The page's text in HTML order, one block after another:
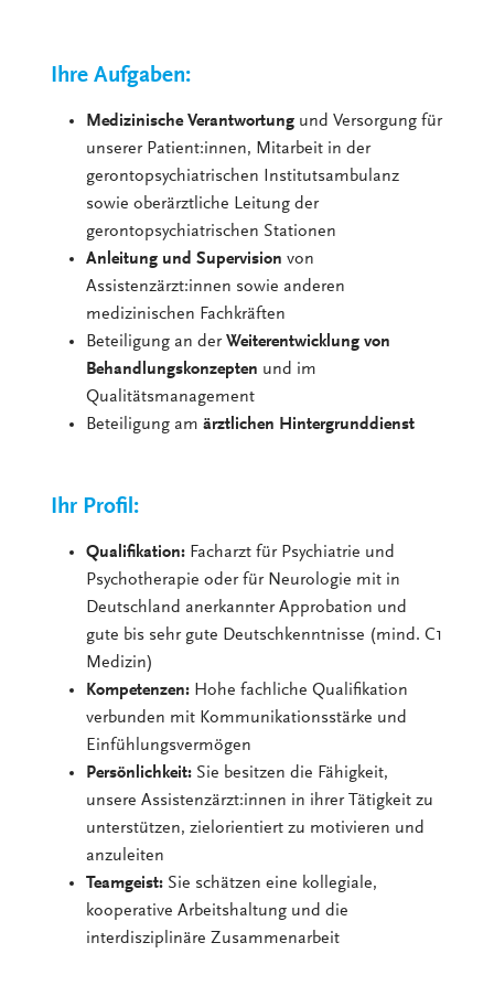
Ihre Aufgaben:
Medizinische Verantwortung und Versorgung für
unserer Patient:innen, Mitarbeit in der
gerontopsychiatrischen Institutsambulanz
sowie oberärztliche Leitung der
gerontopsychiatrischen Stationen
Anleitung und Supervision von
Assistenzärzt:innen sowie anderen
medizinischen Fachkräften
Beteiligung an derWeiterentwicklung von
Behandlungskonzepten und im
Qualitätsmanagement
Beteiligung amärztlichen Hintergrunddienst
Ihr Profil:
Qualifikation: Facharzt für Psychiatrie und
Psychotherapie oder für Neurologie mit in
Deutschland anerkannter Approbation und
gute bis sehr gute Deutschkenntnisse (mind. C1
Medizin)
Kompetenzen: Hohe fachliche Qualifikation
verbunden mit Kommunikationsstärke und
Einfühlungsvermögen
Persönlichkeit: Sie besitzen die Fähigkeit,
unsere Assistenzärzt:innen in ihrer Tätigkeit zu
unterstützen, zielorientiert zu motivieren und
anzuleiten
Teamgeist: Sie schätzen eine kollegiale,
kooperative Arbeitshaltung und die
interdisziplinäre Zusammenarbeit